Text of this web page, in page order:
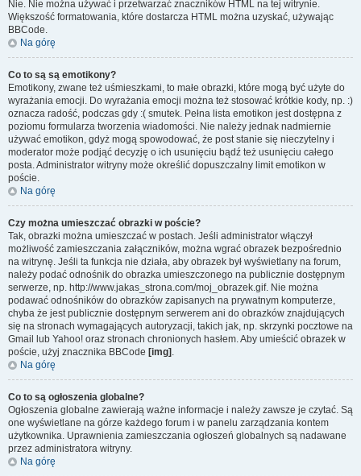
Nie. Nie można używać i przetwarzać znaczników HTML na tej witrynie.
Większość formatowania, które dostarcza HTML można uzyskać, używając
BBCode.
Na górę
Co to są są emotikony?
Emotikony, zwane też uśmieszkami, to małe obrazki, które mogą być użyte do
wyrażania emocji. Do wyrażania emocji można też stosować krótkie kody, np. :)
oznacza radość, podczas gdy :( smutek. Pełna lista emotikon jest dostępna z
poziomu formularza tworzenia wiadomości. Nie należy jednak nadmiernie
używać emotikon, gdyż mogą spowodować, że post stanie się nieczytelny i
moderator może podjąć decyzję o ich usunięciu bądź też usunięciu całego
posta. Administrator witryny może określić dopuszczalny limit emotikon w
poście.
Na górę
Czy można umieszczać obrazki w poście?
Tak, obrazki można umieszczać w postach. Jeśli administrator włączył
możliwość zamieszczania załączników, można wgrać obrazek bezpośrednio
na witrynę. Jeśli ta funkcja nie działa, aby obrazek był wyświetlany na forum,
należy podać odnośnik do obrazka umieszczonego na publicznie dostępnym
serwerze, np. http://www.jakas_strona.com/moj_obrazek.gif. Nie można
podawać odnośników do obrazków zapisanych na prywatnym komputerze,
chyba że jest publicznie dostępnym serwerem ani do obrazków znajdujących
się na stronach wymagających autoryzacji, takich jak, np. skrzynki pocztowe na
Gmail lub Yahoo! oraz stronach chronionych hasłem. Aby umieścić obrazek w
poście, użyj znacznika BBCode [img] .
Na górę
Co to są ogłoszenia globalne?
Ogłoszenia globalne zawierają ważne informacje i należy zawsze je czytać. Są
one wyświetlane na górze każdego forum i w panelu zarządzania kontem
użytkownika. Uprawnienia zamieszczania ogłoszeń globalnych są nadawane
przez administratora witryny.
Na górę